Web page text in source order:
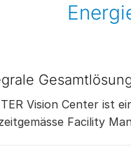
Vision Center ist
Facility
spezialisierter